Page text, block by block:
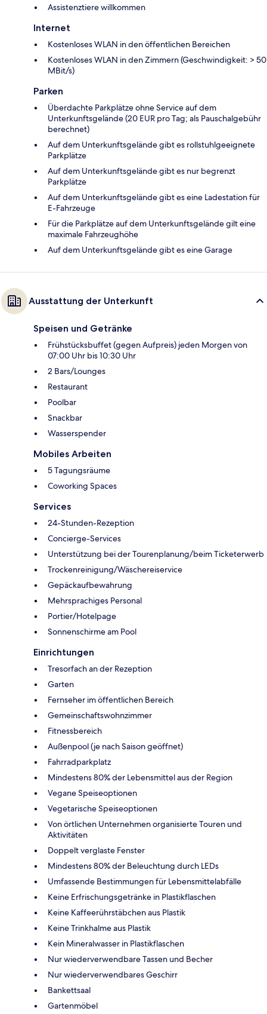
Assistenztiere willkommen
Internet
Kostenloses WLAN in den öffentlichen Bereichen
Kostenloses WLAN in den Zimmern (Geschwindigkeit: > 50
MBit/s)
Parken
Überdachte Parkplätze ohne Service auf dem
Unterkunftsgelände (20 EUR pro Tag; als Pauschalgebühr
berechnet)
Auf dem Unterkunftsgelände gibt es rollstuhlgeeignete
Parkplätze
Auf dem Unterkunftsgelände gibt es nur begrenzt
Parkplätze
Auf dem Unterkunftsgelände gibt es eine Ladestation für
E-Fahrzeuge
Für die Parkplätze auf dem Unterkunftsgelände gilt eine
maximale Fahrzeughöhe
Auf dem Unterkunftsgelände gibt es eine Garage
Ausstattung der Unterkunft
Speisen und Getränke
Frühstücksbuffet (gegen Aufpreis) jeden Morgen von
07:00 Uhr bis 10:30 Uhr
2 Bars/Lounges
Restaurant
Poolbar
Snackbar
Wasserspender
Mobiles Arbeiten
5 Tagungsräume
Coworking Spaces
Services
24-Stunden-Rezeption
Concierge-Services
Unterstützung bei der Tourenplanung/beim Ticketerwerb
Trockenreinigung/Wäschereiservice
Gepäckaufbewahrung
Mehrsprachiges Personal
Portier/Hotelpage
Sonnenschirme am Pool
Einrichtungen
Tresorfach an der Rezeption
Garten
Fernseher im öffentlichen Bereich
Gemeinschaftswohnzimmer
Fitnessbereich
Außenpool (je nach Saison geöffnet)
Fahrradparkplatz
Mindestens 80% der Lebensmittel aus der Region
Vegane Speiseoptionen
Vegetarische Speiseoptionen
Von örtlichen Unternehmen organisierte Touren und
Aktivitäten
Doppelt verglaste Fenster
Mindestens 80% der Beleuchtung durch LEDs
Umfassende Bestimmungen für Lebensmittelabfälle
Keine Erfrischungsgetränke in Plastikflaschen
Keine Kaffeerührstäbchen aus Plastik
Keine Trinkhalme aus Plastik
Kein Mineralwasser in Plastikflaschen
Nur wiederverwendbare Tassen und Becher
Nur wiederverwendbares Geschirr
Bankettsaal
Gartenmöbel